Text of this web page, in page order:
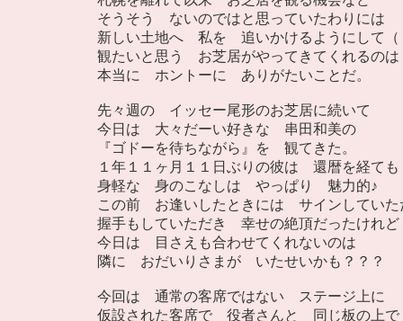
そうそう ないのではと思っていたわりには
新しい土地へ 私を 追いかけるようにして（
観たいと思う お芝居がやってきてくれるのは
本当に ホントーに ありがたいことだ。
先々週の イッセー尾形のお芝居に続いて
今日は 大々だーい好きな 串田和美の
『ゴドーを待ちながら』を 観てきた。
１年１１ヶ月１１日ぶりの彼は 還暦を経ても
身軽な 身のこなしは やっぱり 魅力的♪
この前 お逢いしたときには サインしていた
握手もしていただき 幸せの絶頂だったけれど
今日は 目さえも合わせてくれないのは
隣に おだいりさまが いたせいかも？？？
今回は 通常の客席ではない ステージ上に
仮設された客席で 役者さんと 同じ板の上で